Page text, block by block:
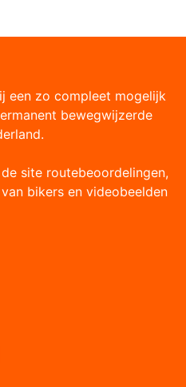
een zo compleet mogelijk
bewegwijzerde
site routebeoordelingen,
bikers en videobeelden